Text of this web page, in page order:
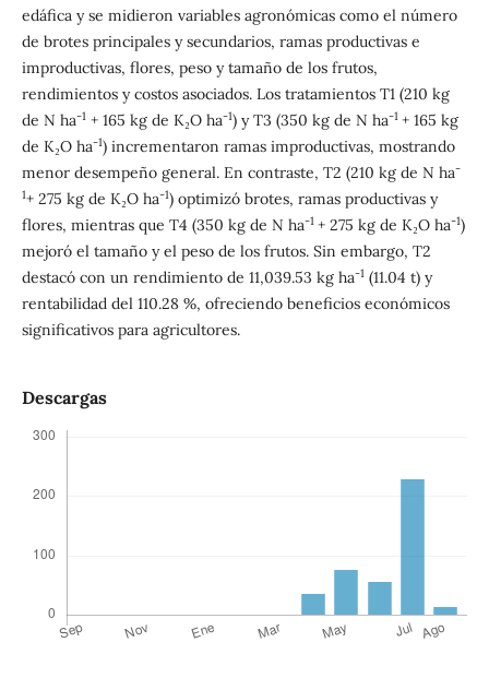
edáfica y se midieron variables agronómicas como el número
de brotes principales y secundarios, ramas productivas e
improductivas, flores, peso y tamaño de los frutos,
rendimientos y costos asociados. Los tratamientos T1 (210 kg
de N ha-1+ 165 kg de K₂O ha-1) y T3 (350 kg de N ha-1 + 165 kg
de K₂O ha-1) incrementaron ramas improductivas, mostrando
menor desempeño general. En contraste, T2 (210 kg de N ha-
1+ 275 kg de K₂O ha-1) optimizó brotes, ramas productivas y
flores, mientras que T4 (350 kg de N ha-1 + 275 kg de K₂O ha-1)
mejoró el tamaño y el peso de los frutos. Sin embargo, T2
destacó con un rendimiento de 11,039.53 kg ha-1(11.04 t) y
rentabilidad del 110.28 %, ofreciendo beneficios económicos
significativos para agricultores.
Descargas